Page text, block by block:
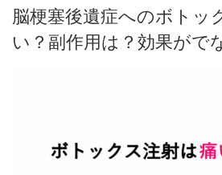
脳梗塞後遺症へのボトッ
い？副作用は？効果がで